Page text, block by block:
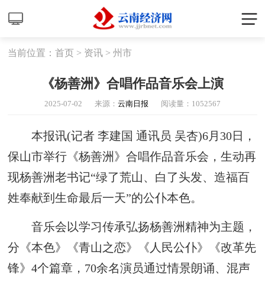
当前位置：首页 > 资讯 >州市
《杨善洲》合唱作品音乐会上演
2025-07-02 来源： 云南日报 阅读量： 1052567
本报讯(记者 李建国 通讯员 吴杏)6月30日，
保山市举行《杨善洲》合唱作品音乐会，生动再
现杨善洲老书记“绿了荒山、白了头发、造福百
姓奉献到生命最后一天”的公仆本色。
音乐会以学习传承弘扬杨善洲精神为主题，
分《本色》《青山之恋》《人民公仆》《改革先
锋》4个篇章，70余名演员通过情景朗诵、混声